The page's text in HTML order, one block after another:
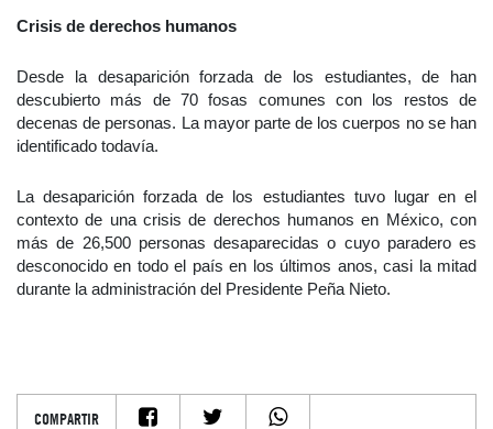
Crisis de derechos humanos
Desde la desaparición forzada de los estudiantes, de han
descubierto más de 70 fosas comunes con los restos de
decenas de personas. La mayor parte de los cuerpos no se han
identificado todavía.
La desaparición forzada de los estudiantes tuvo lugar en el
contexto de una crisis de derechos humanos en México, con
más de 26,500 personas desaparecidas o cuyo paradero es
desconocido en todo el país en los últimos anos, casi la mitad
durante la administración del Presidente Peña Nieto.
COMPARTIR